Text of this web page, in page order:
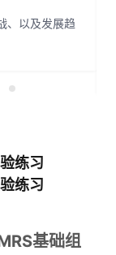
、以及发展趋
练习
练习
基础组